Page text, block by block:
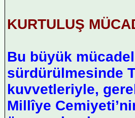
KURTULUŞ
Bu büyük
sürdürülmesinde
kuvvetleriyle,
Millîye